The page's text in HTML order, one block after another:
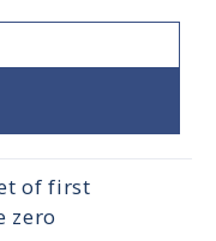
of first
zero